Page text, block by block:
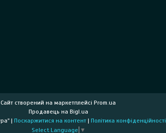
Сайт створений на маркетплейсі Prom.ua
Продавець на Bigl.ua
ПП "Металфурнітура" | Поскаржитися на контент | Політика конфіденційності
Select Language ▼